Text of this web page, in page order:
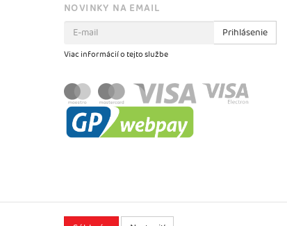
NOVINKY NA EMAIL
Prihlásenie
Viac informácií o tejto službe